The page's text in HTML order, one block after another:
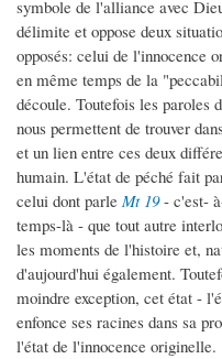
symbole de l'alliance avec
délimite et oppose deux
opposés: celui de l'innocence
en même temps de la
découle. Toutefois les paroles
nous permettent de trouver
et un lien entre ces deux
humain. L'état de péché fait
celui dont parle Mt 19- c'est-
temps-là - que tout autre
les moments de l'histoire et,
d'aujourd'hui également.
moindre exception, cet état -
enfonce ses racines dans sa
l'état de l'innocence originelle.